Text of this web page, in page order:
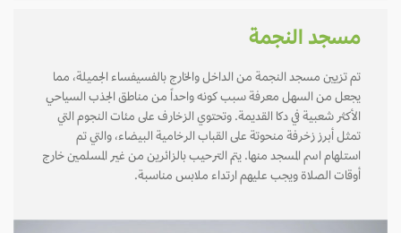
مسجد النجمة
تم تزيين مسجد النجمة من الداخل والخارج بالفسيفساء الجميلة، مما
يجعل من السهل معرفة سبب كونه واحداً من مناطق الجذب السياحي
الأكثر شعبية في دكا القديمة. وتحتوي الزخارف على مئات النجوم التي
تمثل أبرز زخرفة منحوتة على القباب الرخامية البيضاء، والتي تم
استلهام اسم المسجد منها. يتم الترحيب بالزائرين من غير المسلمين خارج
أوقات الصلاة ويجب عليهم ارتداء ملابس مناسبة.